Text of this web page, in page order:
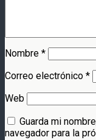
Nombre *
Correo electrónico *
Web
Guarda mi
navegador para la